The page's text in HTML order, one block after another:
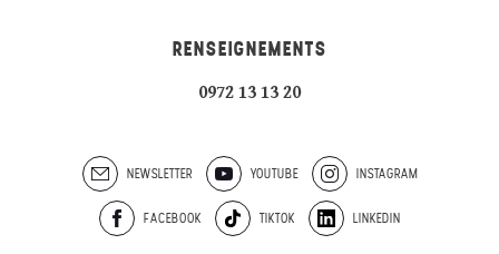
RENSEIGNEMENTS
0972 13 13 20
NEWSLETTER YOUTUBE INSTAGRAM
FACEBOOK TIKTOK LINKEDIN